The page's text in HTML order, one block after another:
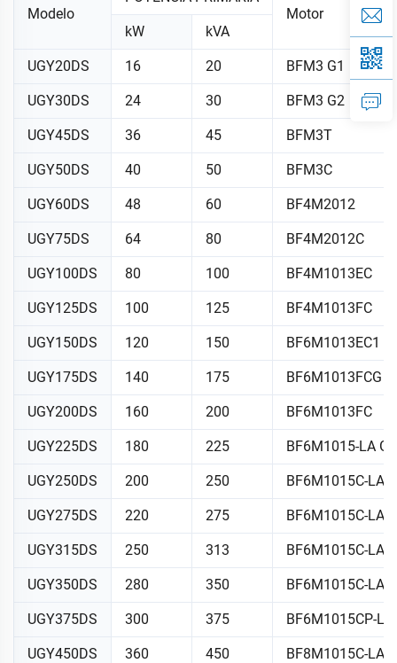
Modelo
Motor
kW
kVA
UGY20DS 16 20 BFM3 G1
UGY30DS 24 30 BFM3 G2
UGY45DS 36 45 BFM3T
UGY50DS 40 50 BFM3C
UGY60DS 48 60 BF4M2012
UGY75DS 64 80 BF4M2012C
UGY100DS 80 100 BF4M1013EC
UGY125DS 100 125 BF4M1013FC
UGY150DS 120 150 BF6M1013EC1
UGY175DS 140 175 BF6M1013FCG
UGY200DS 160 200 BF6M1013FC
UGY225DS 180 225 BF6M1015-LA GA
UGY250DS 200 250 BF6M1015C-LA
UGY275DS 220 275 BF6M1015C-LA
UGY315DS 250 313 BF6M1015C-LA
UGY350DS 280 350 BF6M1015C-LA
UGY375DS 300 375 BF6M1015CP-LA
UGY450DS 360 450 BF8M1015C-